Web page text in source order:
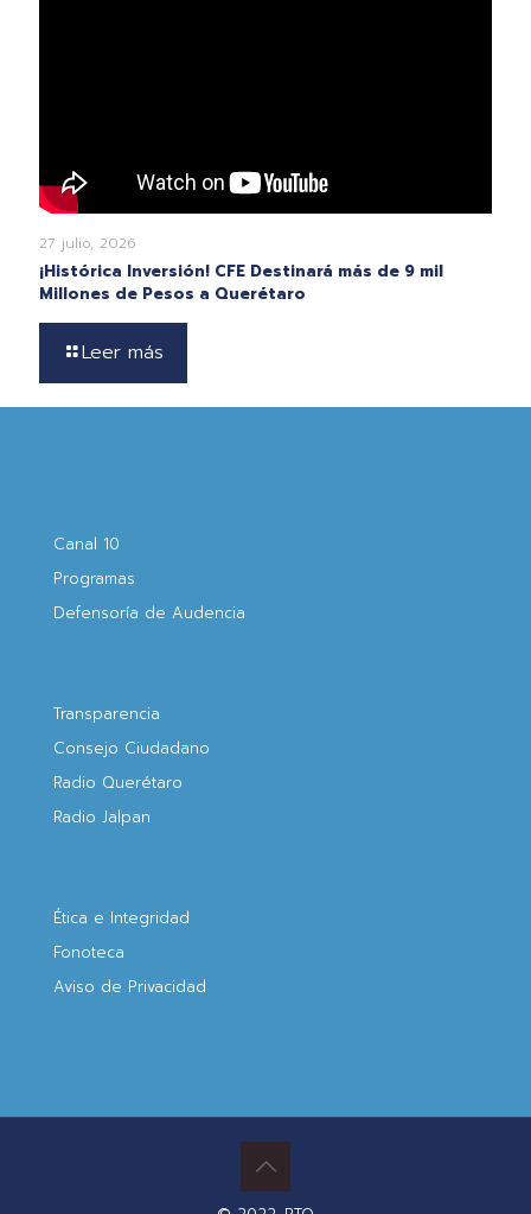
27 julio, 2026
¡Histórica Inversión! CFE Destinará más de 9 mil
Millones de Pesos a Querétaro
Leer más
Canal 10
Programas
Defensoría de Audencia
Transparencia
Consejo Ciudadano
Radio Querétaro
Radio Jalpan
Ética e Integridad
Fonoteca
Aviso de Privacidad